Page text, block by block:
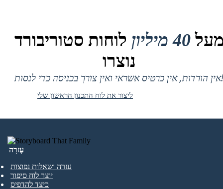
40 מיליון
לוחות סטוריבורד
נוצרו
אין הורדות, אין כרטיס אשראי ואין צורך בכניסה כדי לנסות!
ליצור את לוח התכנון הראשון שלי
עֶזרָה
עזרה ושאלות נפוצות
יוצר לוח סיפור
כיצד להדפיס